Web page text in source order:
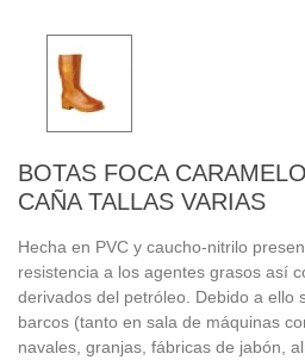
BOTAS FOCA
CAÑA TALLAS VARIAS
Hecha en PVC y caucho-nitrilo
resistencia a los agentes grasos así
derivados del petróleo. Debido a ello
barcos (tanto en sala de máquinas
navales, granjas, fábricas de jabón,